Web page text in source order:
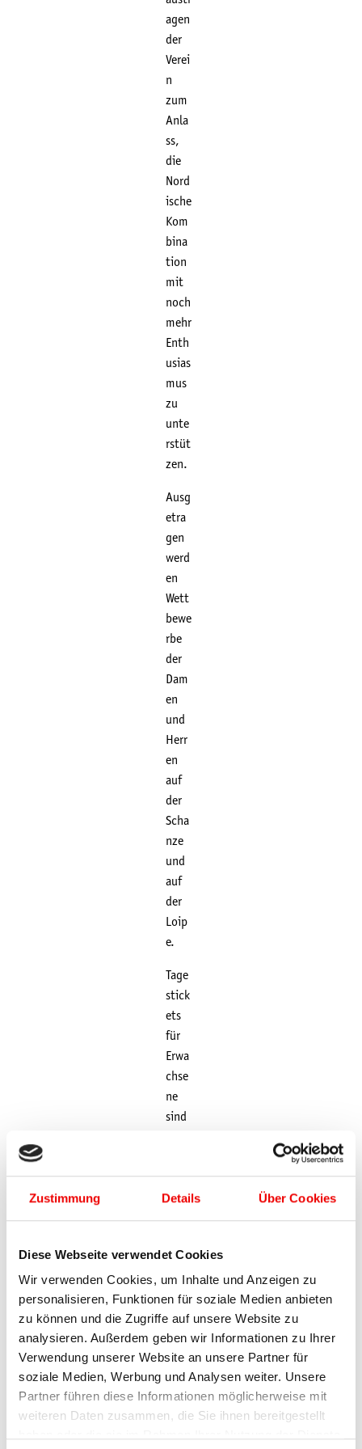
Zustimmung Details Über Cookies
Diese Webseite verwendet Cookies
Wir verwenden Cookies, um Inhalte und Anzeigen zu
personalisieren, Funktionen für soziale Medien anbieten
zu können und die Zugriffe auf unsere Website zu
analysieren. Außerdem geben wir Informationen zu Ihrer
Verwendung unserer Website an unsere Partner für
soziale Medien, Werbung und Analysen weiter. Unsere
Partner führen diese Informationen möglicherweise mit
weiteren Daten zusammen, die Sie ihnen bereitgestellt
agen
der
Verei
n
zum
Anla
ss,
die
Nord
ische
Kom
bina
tion
mit
noch
mehr
Enth
usias
mus
zu
unte
rstüt
zen.
Ausg
etra
gen
werd
en
Wett
bewe
rbe
der
Dam
en
und
Herr
en
auf
der
Scha
nze
und
auf
der
Loip
e.
Tage
stick
ets
für
Erwa
chse
ne
sind
ag
ab
7,00
sowi
e am
Sams
tag
und
Sonn
tag
jewei
ls ab